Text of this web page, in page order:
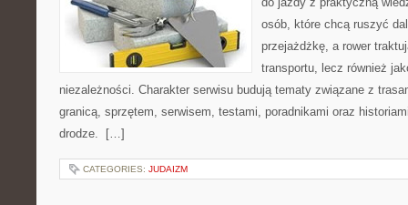
osób, które chcą ruszyć
przejażdżkę, a rower
transportu, lecz również
niezależności. Charakter serwisu budują tematy związane z
granicą, sprzętem, serwisem, testami, poradnikami oraz
drodze. […]
CATEGORIES: JUDAIZM